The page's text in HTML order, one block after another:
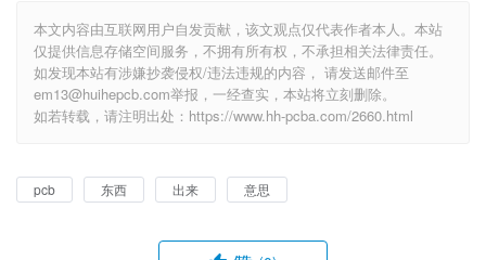
本文内容由互联网用户自发贡献，该文观点仅代表作者本人。本站
仅提供信息存储空间服务，不拥有所有权，不承担相关法律责任。
如发现本站有涉嫌抄袭侵权/违法违规的内容， 请发送邮件至
em13@huihepcb.com举报，一经查实，本站将立刻删除。
如若转载，请注明出处：https://www.hh-pcba.com/2660.html
pcb 东西 出来 意思